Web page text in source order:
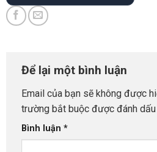
Để lại một bình luận
Email của bạn sẽ không được
trường bắt buộc được đánh dấu
Bình luận *